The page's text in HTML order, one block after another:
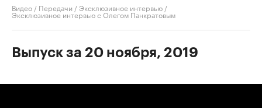
Видео / Передачи /Эксклюзивное интервью /
Эксклюзивное интервью с Олегом Панкратовым
Выпуск за 20 ноября, 2019